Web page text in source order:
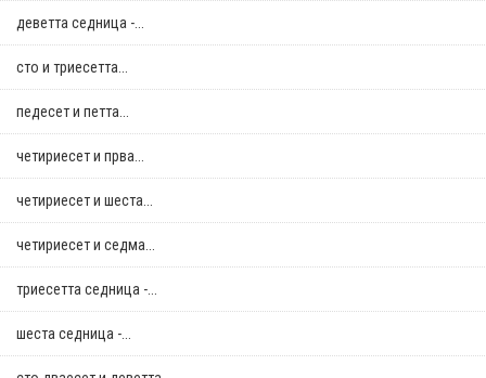
деветта седница -...
сто и триесетта...
педесет и петта...
четириесет и прва...
четириесет и шеста...
четириесет и седма...
триесетта седница -...
шеста седница -...